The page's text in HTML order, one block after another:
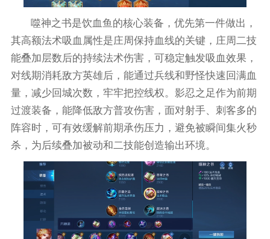
噬神之书是饮血鱼的核心装备，优先第一件做出，
其高额法术吸血属性是庄周保持血线的关键，庄周二技
能叠加层数后的持续法术伤害，可稳定触发吸血效果，
对线期消耗敌方英雄后，能通过兵线和野怪快速回满血
量，减少回城次数，牢牢把控线权。影忍之足作为前期
过渡装备，能降低敌方普攻伤害，面对射手、刺客多的
阵容时，可有效缓解前期承伤压力，避免被瞬间集火秒
杀，为后续叠加被动和二技能创造输出环境。